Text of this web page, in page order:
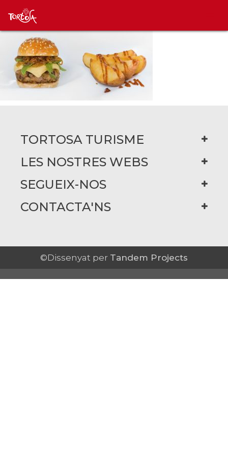
TORTOSA TURISME
LES NOSTRES WEBS
SEGUEIX-NOS
CONTACTA'NS
©Dissenyat per Tandem Projects